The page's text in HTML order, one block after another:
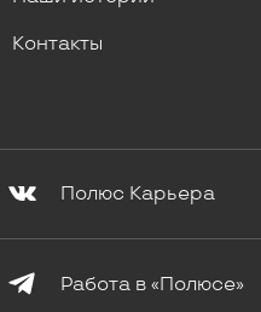
Контакты
Полюс Карьера
Работа в «Полюсе»